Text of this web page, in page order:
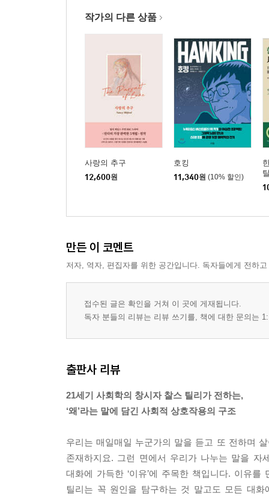
공유자원의 관리
인간의 진화에 관한 학술적 논고
팔색조의 다이아몬드
학술적 논고에 관한 재고
테러를 바라보는 엄격한 시선
청중과 양질의 이야기
전문적인 이유를 널리 알리기
작가의 다른 상품
사랑의 추구
12,600원
호킹
11,340원 (10% 할인)
만든 이 코멘트
저자, 역자, 편집자를 위한 공간입니다. 독자들에게 전하
접수된 글은 확인을 거쳐 이 곳에 게재됩니다.
독자 분들의 리뷰는 리뷰 쓰기를, 책에 대한 문의는
출판사 리뷰
21세기 사회학의 창시자 찰스 틸리가 전하는,
‘왜’라는 말에 담긴 사회적 상호작용의 구조
우리는 매일매일 누군가의 말을 듣고 또 전하며
존재하지요. 그런 면에서 우리가 나누는 말을
대화에 가득한 ‘이유’에 주목한 책입니다. 이유
틸리는 꼭 원인을 탐구하는 것 말고도 모든 대화